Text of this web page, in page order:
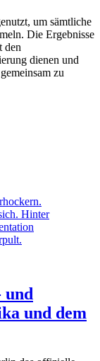
um sämtliche
Die Ergebnisse
den
dienen und
zu
und
und dem